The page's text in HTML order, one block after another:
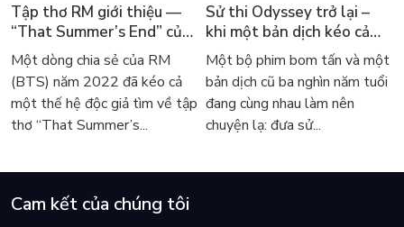
Tập thơ RM giới thiệu —
“That Summer’s End” của
Lee Seong-bok ra mắt bản
tiếng Anh sau 4 năm gây
sốt
Một dòng chia sẻ của RM
(BTS) năm 2022 đã kéo cả
một thế hệ độc giả tìm về tập
thơ “That Summer’s...
Sử thi Odyssey trở lại –
khi một bản dịch kéo cả
thế giới về với văn học
kinh điển
Một bộ phim bom tấn và một
bản dịch cũ ba nghìn năm tuổi
đang cùng nhau làm nên
chuyện lạ: đưa sử...
Cam kết của chúng tôi